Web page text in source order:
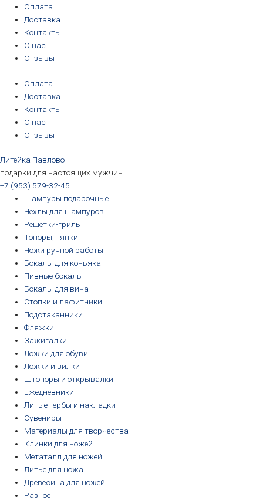
Перейти
содержимому
Оплата
Доставка
Контакты
О нас
Отзывы
Оплата
Доставка
Контакты
О нас
Отзывы
Литейка Павлово
подарки для настоящих мужчин
+7 (953) 579-32-45
Шампуры подарочные
Чехлы для шампуров
Решетки-гриль
Топоры, тяпки
Ножи ручной работы
Бокалы для коньяка
Пивные бокалы
Бокалы для вина
Стопки и лафитники
Подстаканники
Фляжки
Зажигалки
Ложки для обуви
Ложки и вилки
Штопоры и открывалки
Ежедневники
Литые гербы и накладки
Сувениры
Материалы для творчества
Клинки для ножей
Метаталл для ножей
Литье для ножа
Древесина для ножей
Разное
Количество
товара
Круг
полировальный
муслиновый
Первоначальная
цена
составляла
Первоначальная
цена
составляла
Первоначальная
цена
составляла
Первоначальная
цена
составляла